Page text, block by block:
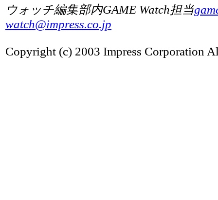
ウォッチ編集部内GAME Watch担当
watch@impress.co.jp
Copyright (c) 2003 Impress Corporation